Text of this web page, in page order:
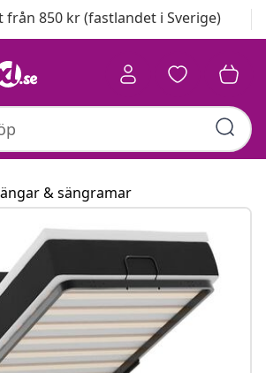
från 850 kr (fastlandet i Sverige)
& sängramar